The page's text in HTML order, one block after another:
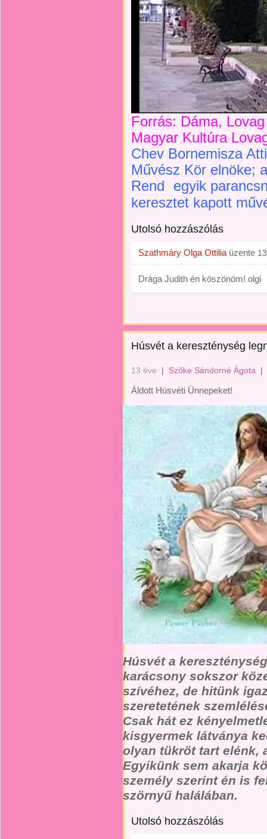
Forrás: Dáma,
Magyar Kultúra
Chev Bornemisza
Művész Kör elnöke;
Rend
egyik
keresztet kapott
Utolsó hozzászólás
Szathmáry Olga Ottilia üzente
Drága Judith én köszönöm! olgi
Húsvét a kereszténység
13 éve | Szőke Sándorné Ágota |
Áldott Húsvéti Ünnepeket!
Húsvét a
karácsony sokszor
szívéhez, de hitünk
szeretetének
Csak hát ez
kisgyermek látványa
olyan tükröt tart elénk,
Egyikünk sem akarja
személy szerint én is
szörnyű halálában.
Utolsó hozzászólás